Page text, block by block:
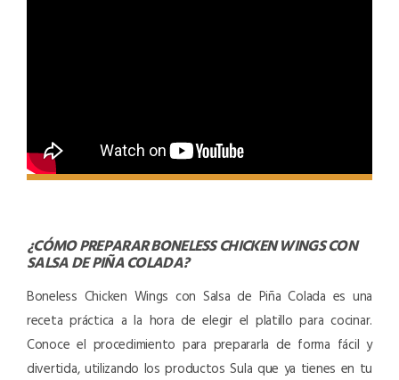
¿CÓMO PREPARARBONELESS CHICKEN WINGS CON
SALSA DE PIÑA COLADA?
Boneless Chicken Wings con Salsa de Piña Colada es una
receta práctica a la hora de elegir el platillo para cocinar.
Conoce el procedimiento para prepararla de forma fácil y
divertida, utilizando los productos Sula que ya tienes en tu